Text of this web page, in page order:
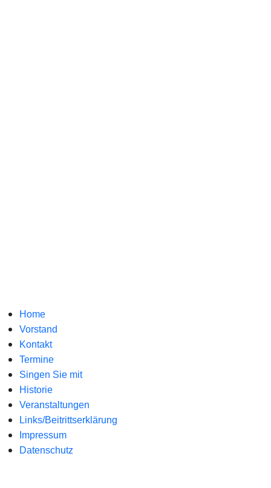
Home
Vorstand
Kontakt
Termine
Singen Sie mit
Historie
Veranstaltungen
Links/Beitrittserklärung
Impressum
Datenschutz